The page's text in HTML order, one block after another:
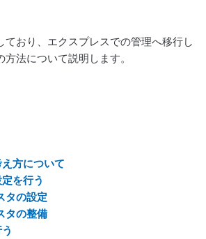
ており、エクスプレスでの管理へ移行し
法について説明します。
方について
を行う
タの設定
タの整備